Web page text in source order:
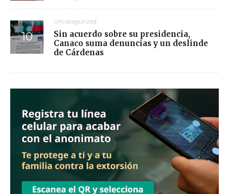
Uncategorized
Sin acuerdo sobre su presidencia,
Canaco suma denuncias y un deslinde
de Cárdenas